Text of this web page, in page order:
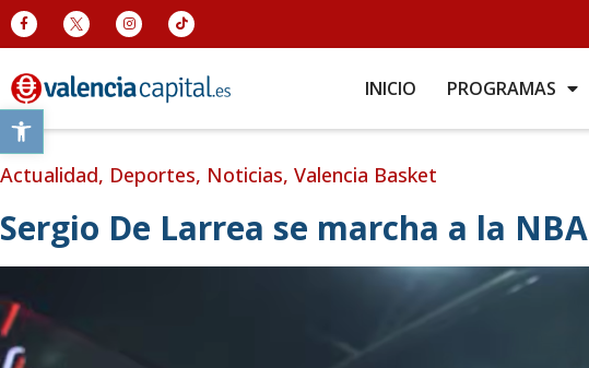
Abrir barra de herramientas
INICIO PROGRAMAS
Actualidad, Deportes, Noticias, Valencia Basket
Sergio De Larrea se marcha a la NBA